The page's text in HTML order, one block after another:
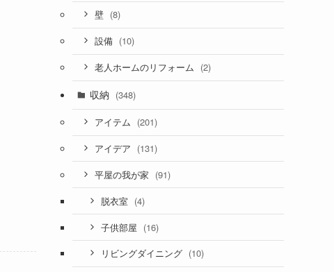
壁 (8)
設備 (10)
老人ホームのリフォーム (2)
収納 (348)
アイテム (201)
アイデア (131)
平屋の我が家 (91)
脱衣室 (4)
子供部屋 (16)
リビングダイニング (10)